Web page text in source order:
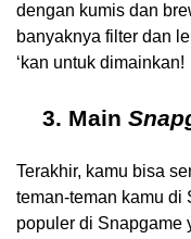
dengan kumis dan
banyaknya filter dan
‘kan untuk dimainkan!
Main
Terakhir, kamu bisa
teman-teman kamu di
populer di Snapgame